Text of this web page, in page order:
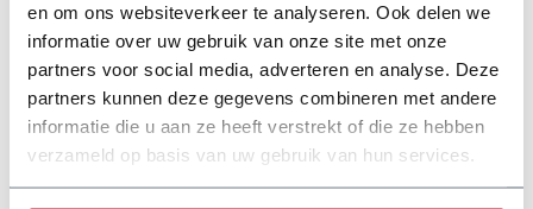
en om ons websiteverkeer te analyseren. Ook delen we
informatie over uw gebruik van onze site met onze
partners voor social media, adverteren en analyse. Deze
partners kunnen deze gegevens combineren met andere
informatie die u aan ze heeft verstrekt of die ze hebben
verzameld op basis van uw gebruik van hun services.